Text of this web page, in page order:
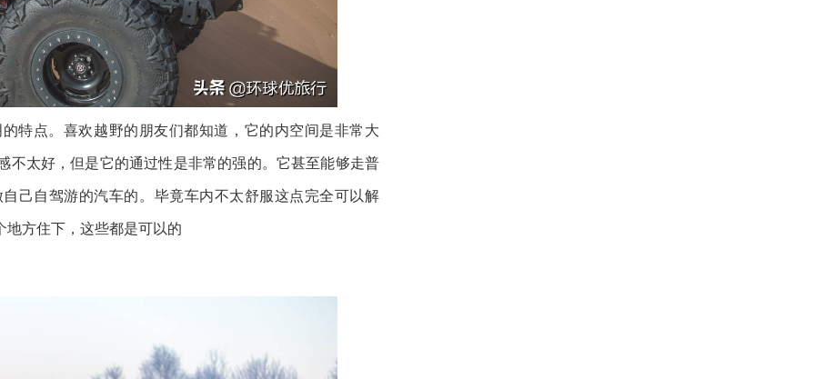
特点。喜欢越野的朋友们都知道，它的内空间是非常大
不太好，但是它的通过性是非常的强的。它甚至能够走普
己自驾游的汽车的。毕竟车内不太舒服这点完全可以解
地方住下，这些都是可以的